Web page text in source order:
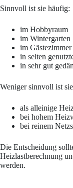
Sinnvoll ist sie häufig:
im Hobbyraum
im Wintergarten
im Gästezimmer
in selten
in sehr gut
Weniger sinnvoll ist
als alleinige
bei hohem
bei reinem
Die Entscheidung
Heizlastberechnung
werden.